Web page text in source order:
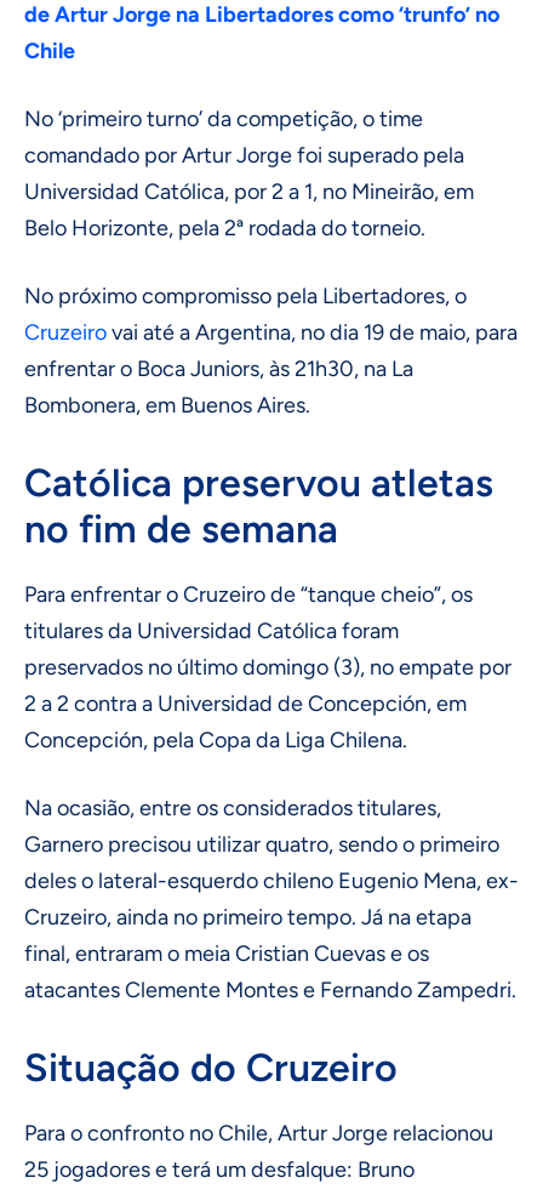
de Artur Jorge na Libertadores como ‘trunfo’ no
Chile
No ‘primeiro turno’ da competição, o time
comandado por Artur Jorge foi superado pela
Universidad Católica, por 2 a 1, no Mineirão, em
Belo Horizonte, pela 2ª rodada do torneio.
No próximo compromisso pela Libertadores, o
Cruzeirovai até a Argentina, no dia 19 de maio, para
enfrentar o Boca Juniors, às 21h30, na La
Bombonera, em Buenos Aires.
Católica preservou atletas
no fim de semana
Para enfrentar o Cruzeiro de “tanque cheio”, os
titulares da Universidad Católica foram
preservados no último domingo (3), no empate por
2 a 2 contra a Universidad de Concepción, em
Concepción, pela Copa da Liga Chilena.
Na ocasião, entre os considerados titulares,
Garnero precisou utilizar quatro, sendo o primeiro
deles o lateral-esquerdo chileno Eugenio Mena, ex-
Cruzeiro, ainda no primeiro tempo. Já na etapa
final, entraram o meia Cristian Cuevas e os
atacantes Clemente Montes e Fernando Zampedri.
Situação do Cruzeiro
Para o confronto no Chile, Artur Jorge relacionou
25 jogadores e terá um desfalque: Bruno